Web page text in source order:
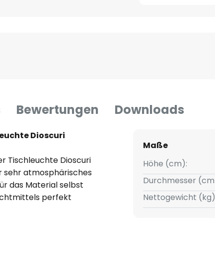
Bewertungen Downloads
Dioscuri
Tischleuchte Dioscuri
sehr atmosphärisches
das Material selbst
perfekt
Form des Korpus dafür,
Maße
Höhe (cm):
Durchmesser
Nettogewicht